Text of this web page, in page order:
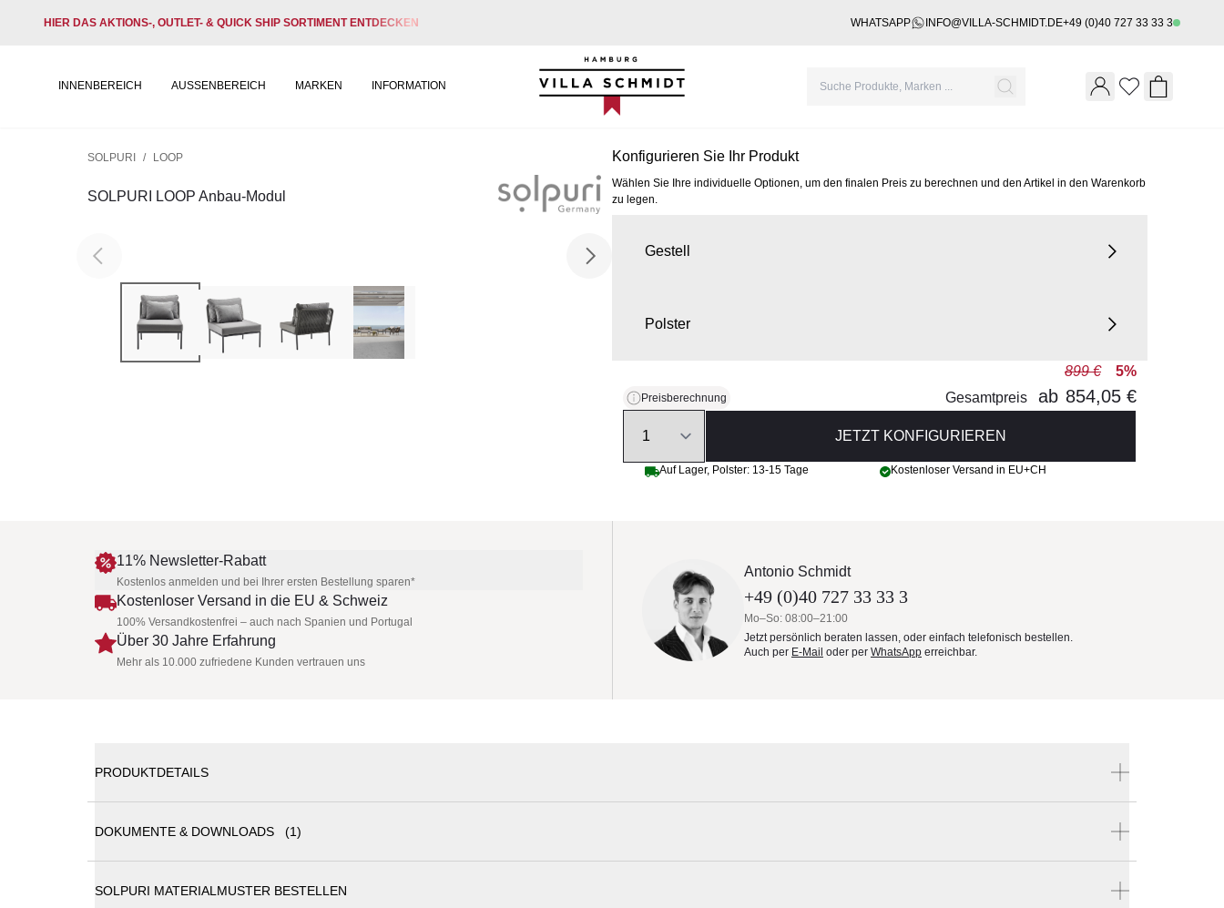
HIER DAS AKTIONS-, OUTLET- & QUICK SHIP SORTIMENT ENTDECKEN WHATSAPP INFO@VILLA-SCHMIDT.DE+49 (0)40 727 33 33 3
INNENBEREICH AUSSENBEREICH MARKEN INFORMATION
Villa Schmidt
Wishlist
SOLPURI / LOOP
SOLPURI LOOP Anbau-Modul
Konfigurieren Sie Ihr Produkt
Wählen Sie Ihre individuelle Optionen, um den finalen Preis zu berechnen und den Artikel in den Warenkorb
zu legen.
Gestell
Polster
Preisberechnung
899 €
5%
Gesamtpreis
ab 854,05 €
JETZT KONFIGURIEREN
Auf Lager, Polster: 13-15 Tage Kostenloser Versand in EU+CH
11% Newsletter-Rabatt
Kostenlos anmelden und bei Ihrer ersten Bestellung sparen*
Kostenloser Versand in die EU & Schweiz
100% Versandkostenfrei – auch nach Spanien und Portugal
Über 30 Jahre Erfahrung
Mehr als 10.000 zufriedene Kunden vertrauen uns
Antonio Schmidt
+49 (0)40 727 33 33 3
Mo–So: 08:00–21:00
Jetzt persönlich beraten lassen, oder einfach telefonisch bestellen.
Auch per E-Mail oder per WhatsApp erreichbar.
PRODUKTDETAILS
SOLPURI LOOP Anbau-Modul
Polster verleihen dem Modul eine leichte, stilvolle Ausstrahlung und machen es zu einer komfortablen Ergänzung für
DOKUMENTE & DOWNLOADS (1)
SOLPURI MATERIALMUSTER BESTELLEN